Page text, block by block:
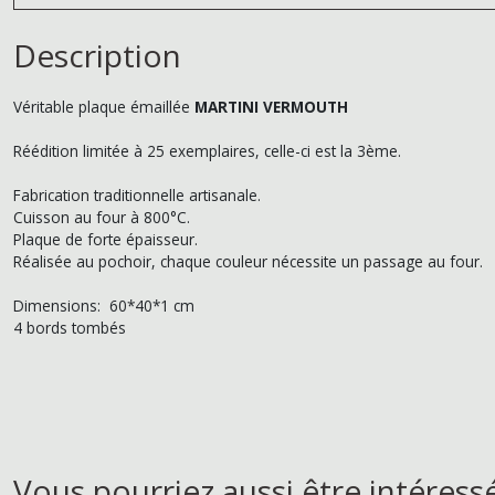
Description
Véritable plaque émaillée MARTINI VERMOUTH
Réédition limitée à 25 exemplaires, celle-ci est la 3ème.
Fabrication traditionnelle artisanale.
Cuisson au four à 800°C.
Plaque de forte épaisseur.
Réalisée au pochoir, chaque couleur nécessite un passage au four.
Dimensions: 60*40*1 cm
4 bords tombés